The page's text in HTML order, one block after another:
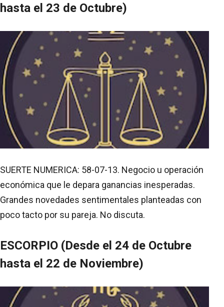
hasta el 23 de Octubre)
SUERTE NUMERICA: 58-07-13. Negocio u operación
económica que le depara ganancias inesperadas.
Grandes novedades sentimentales planteadas con
poco tacto por su pareja. No discuta.
ESCORPIO (Desde el 24 de Octubre
hasta el 22 de Noviembre)